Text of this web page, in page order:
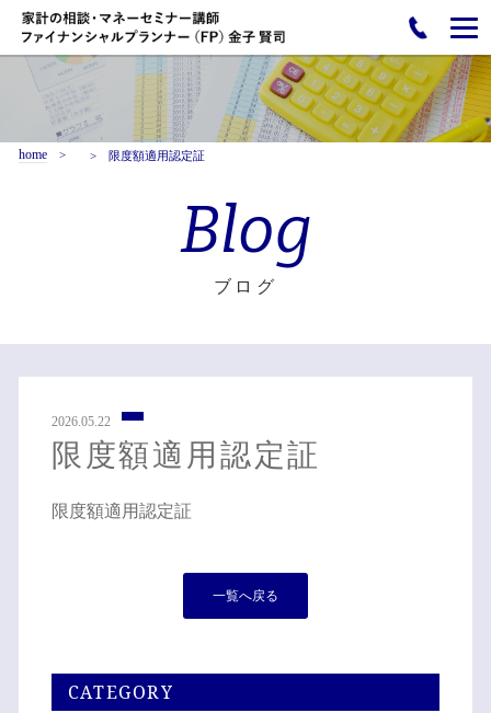
home 限度額適用認定証
Blog
ブログ
2026.05.22
限度額適用認定証
限度額適用認定証
一覧へ戻る
CATEGORY